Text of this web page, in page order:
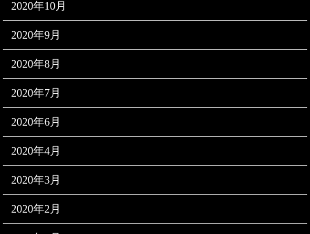
2020年10月
2020年9月
2020年8月
2020年7月
2020年6月
2020年4月
2020年3月
2020年2月